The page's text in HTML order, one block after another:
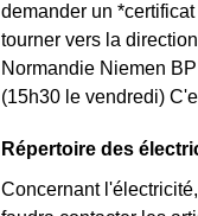
demander un
tourner vers la
Normandie Niemen
(15h30 le vendredi)
Répertoire des
Concernant